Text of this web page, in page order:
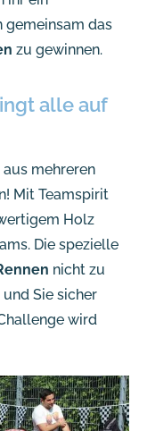
gemeinsam das
zu gewinnen.
alle auf
aus mehreren
Mit Teamspirit
Holz
Die spezielle
nicht zu
Sie sicher
wird